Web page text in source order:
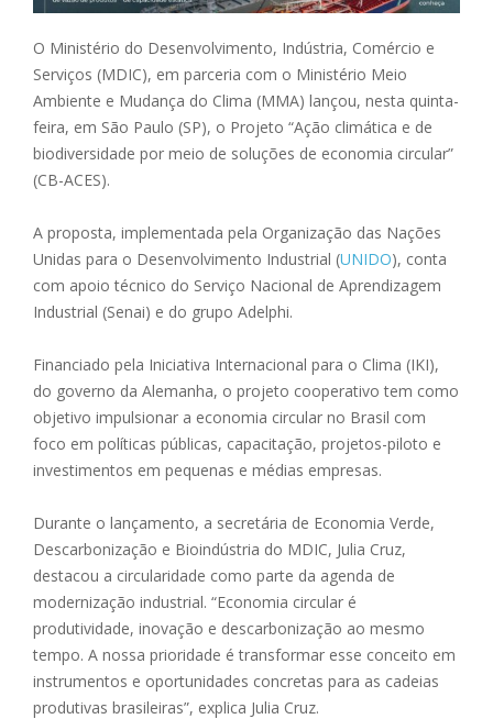
O Ministério do Desenvolvimento, Indústria, Comércio e
Serviços (MDIC), em parceria com o Ministério Meio
Ambiente e Mudança do Clima (MMA) lançou, nesta quinta-
feira, em São Paulo (SP), o Projeto “Ação climática e de
biodiversidade por meio de soluções de economia circular”
(CB-ACES).
A proposta, implementada pela Organização das Nações
Unidas para o Desenvolvimento Industrial (UNIDO), conta
com apoio técnico do Serviço Nacional de Aprendizagem
Industrial (Senai) e do grupo Adelphi.
Financiado pela Iniciativa Internacional para o Clima (IKI),
do governo da Alemanha, o projeto cooperativo tem como
objetivo impulsionar a economia circular no Brasil com
foco em políticas públicas, capacitação, projetos-piloto e
investimentos em pequenas e médias empresas.
Durante o lançamento, a secretária de Economia Verde,
Descarbonização e Bioindústria do MDIC, Julia Cruz,
destacou a circularidade como parte da agenda de
modernização industrial. “Economia circular é
produtividade, inovação e descarbonização ao mesmo
tempo. A nossa prioridade é transformar esse conceito em
instrumentos e oportunidades concretas para as cadeias
produtivas brasileiras”, explica Julia Cruz.